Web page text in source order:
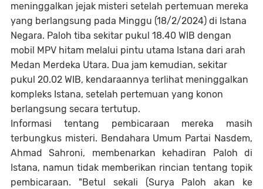
meninggalkan jejak misteri setelah pertemuan mereka
yang berlangsung pada Minggu (18/2/2024) di Istana
Negara. Paloh tiba sekitar pukul 18.40 WIB dengan
mobil MPV hitam melalui pintu utama Istana dari arah
Medan Merdeka Utara. Dua jam kemudian, sekitar
pukul 20.02 WIB, kendaraannya terlihat meninggalkan
kompleks Istana, setelah pertemuan yang konon
berlangsung secara tertutup.
Informasi tentang pembicaraan mereka masih
terbungkus misteri. Bendahara Umum Partai Nasdem,
Ahmad Sahroni, membenarkan kehadiran Paloh di
Istana, namun tidak memberikan rincian tentang topik
pembicaraan. "Betul sekali (Surya Paloh akan ke